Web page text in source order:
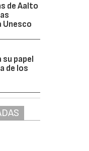
de Aalto
Unesco
papel
de los